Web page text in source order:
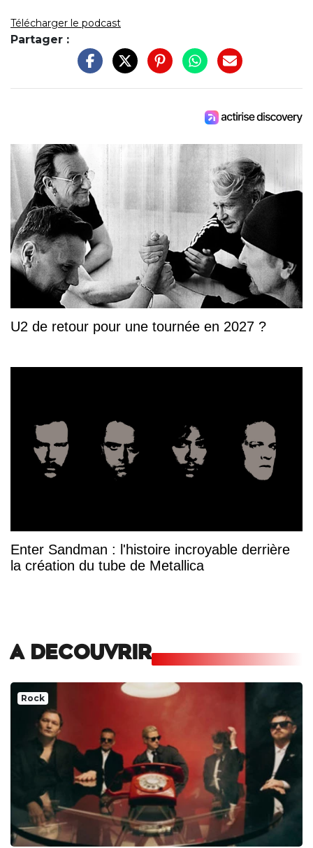
Télécharger le podcast
Partager :
U2 de retour pour une tournée en 2027 ?
Enter Sandman : l'histoire incroyable derrière
la création du tube de Metallica
A DECOUVRIR
Rock